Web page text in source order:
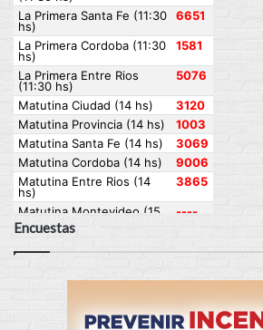
Encuestas